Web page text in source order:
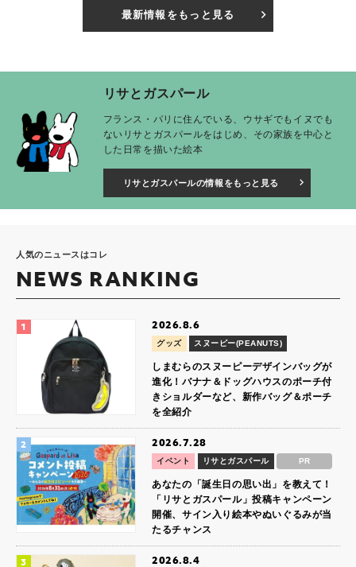
最新情報をもっと見る
リサとガスパール
フランス・パリに住んでいる、ウサギでもイヌでも
ないリサとガスパールをはじめ、その家族を中心と
した日常を描いた絵本
リサとガスパールの情報をもっと見る
人気のニュースはコレ
NEWS RANKING
2026.8.6
グッズ スヌーピー(PEANUTS)
しまむらのスヌーピーデザインバッグが
進化！バナナ＆ドッグハウスのポーチ付
きショルダーなど、新作バッグ＆ポーチ
を全紹介
2026.7.28
イベント リサとガスパール PR
あなたの「誕生日の思い出」を教えて！
「リサとガスパール」投稿キャンペーン
開催、サイン入り絵本やぬいぐるみが当
たるチャンス
2026.8.4